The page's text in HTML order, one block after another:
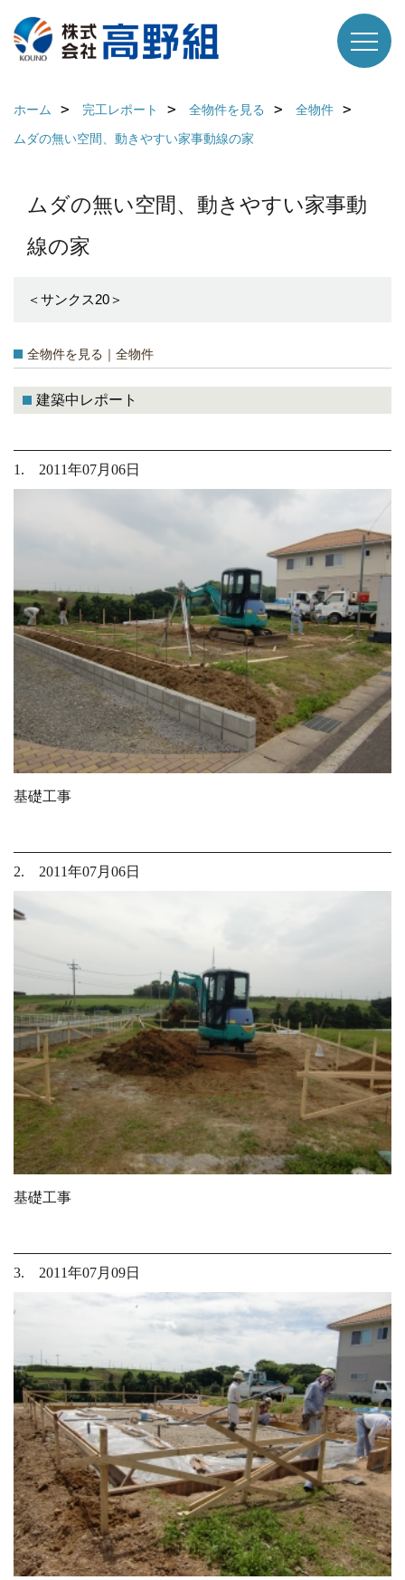
ホーム 完工レポート 全物件を見る
全物件
ムダの無い空間、動きやすい家事動線の家
ムダの無い空間、動きやすい家事動
線の家
＜サンクス20＞
全物件を見る｜全物件
建築中レポート
1. 2011年07月06日
基礎工事
2. 2011年07月06日
基礎工事
3. 2011年07月09日